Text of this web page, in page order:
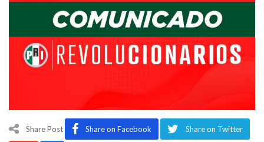
Share Post Share on Facebook Share on Twitter